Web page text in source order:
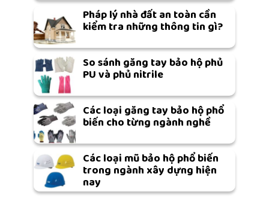
Pháp lý nhà đất an toàn cần
kiểm tra những thông tin gì?
So sánh găng tay bảo hộ phủ
PU và phủ nitrile
Các loại găng tay bảo hộ phổ
biến cho từng ngành nghề
Các loại mũ bảo hộ phổ biến
trong ngành xây dựng hiện
nay